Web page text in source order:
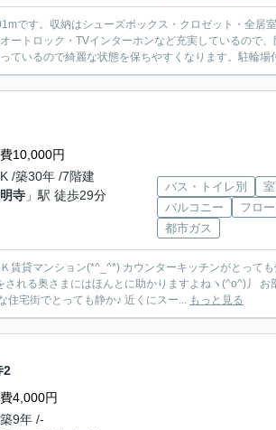
です。収納はシューズボックス・クロゼット・全居
ートロック・TVインターホンなど充実しているので
ているので綺麗な状態を保ちやすくなります。駐輪場
10,000円
/築30年 /7階建
寺 」駅 徒歩29分
バス・トイレ別
バルコニー
フロ
都市ガス
賃貸マンション(*^_^*) カウンターキッチンがとって
れる奥さまにはほんとに助かりますよねヽ(^o^)丿 お
住宅街でとっても静か♪ 近くにスー... もっと見る
2
4,000円
9年 /-